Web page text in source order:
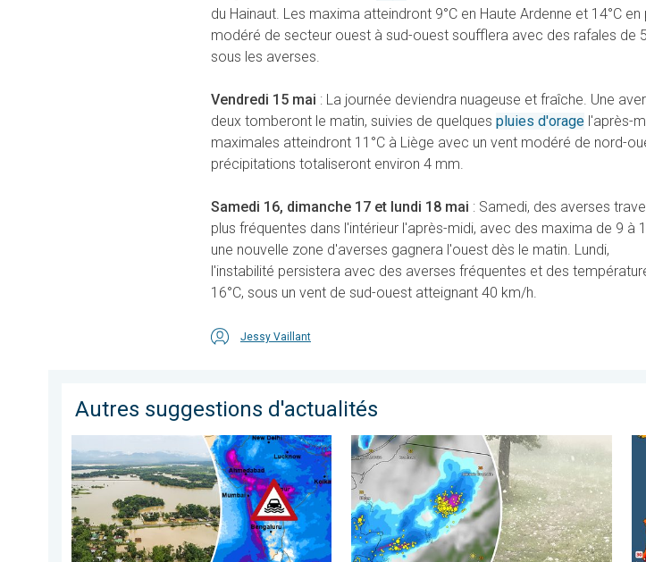
du Hainaut. Les maxima atteindront 9°C en Haute Ardenne et 14°C en
modéré de secteur ouest à sud-ouest soufflera avec des rafales de
sous les averses.
Vendredi 15 mai : La journée deviendra nuageuse et fraîche. Une
deux tomberont le matin, suivies de quelques pluies d'orage l'après-
maximales atteindront 11°C à Liège avec un vent modéré de nord-
précipitations totaliseront environ 4 mm.
Samedi 16, dimanche 17 et lundi 18 mai : Samedi, des averses
plus fréquentes dans l'intérieur l'après-midi, avec des maxima de 9 à
une nouvelle zone d'averses gagnera l'ouest dès le matin. Lundi,
l'instabilité persistera avec des averses fréquentes et des
16°C, sous un vent de sud-ouest atteignant 40 km/h.
Jessy Vaillant
Autres suggestions d'actualités
L'Asie en proie à de graves inondations. Mousson exceptionnelle. . . mercredi 29 juillet 2026
Orage de grêle gigantesque en Pologne.